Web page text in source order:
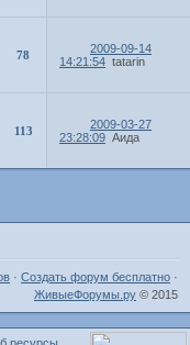
78
2009-09-14
14:21:54 tatarin
113
2009-03-27
23:28:09 Аида
·Создать форум бесплатно ·
ЖивыеФорумы.ру © 2015